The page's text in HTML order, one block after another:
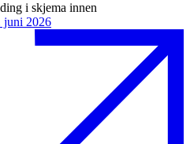
i skjema innen
juni 2026